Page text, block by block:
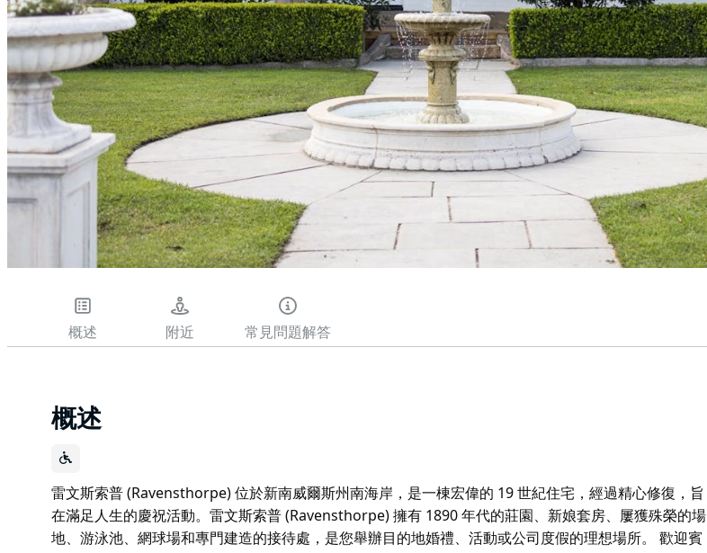
概述 附近 常見問題解答
概述
雷文斯索普 (Ravensthorpe) 位於新南威爾斯州南海岸，是一棟宏偉的 19 世紀住宅，經過精心修復，旨
在滿足人生的慶祝活動。雷文斯索普 (Ravensthorpe) 擁有 1890 年代的莊園、新娘套房、屢獲殊榮的場
地、游泳池、網球場和專門建造的接待處，是您舉辦目的地婚禮、活動或公司度假的理想場所。 歡迎賓